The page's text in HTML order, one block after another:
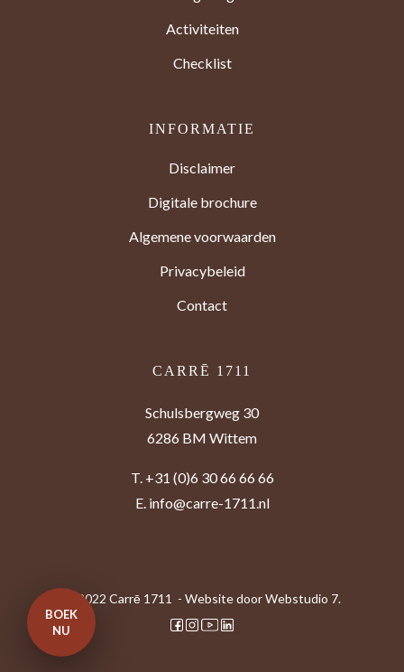
BOEK
NU
Activiteiten
Checklist
INFORMATIE
Disclaimer
Digitale brochure
Algemene voorwaarden
Privacybeleid
Contact
CARRĒ 1711
Schulsbergweg 30
6286 BM Wittem
T. +31 (0)6 30 66 66 66
E. info@carre-1711.nl
© 2022 Carrē 1711 - Website doorWebstudio 7.